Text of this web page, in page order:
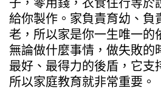
子，零用錢，衣食住行等於
給你製作。家負責育幼、負
老，所以家是你一生唯一的
無論做什麼事情，做失敗的
最好、最得力的後盾，它支
所以家庭教育就非常重要。